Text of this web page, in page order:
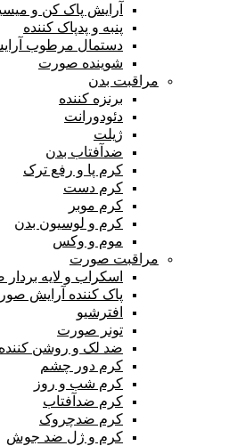
آرایش پاک کن و
پنبه و پدپاک کننده
دستمال مرطوب
شوینده صورت
مراقبت بدن
برنزه کننده
دئودورانت
ژیلت
ضدآفتاب بدن
کرم پا و رفع ترک
کرم دست
کرم موبر
کرم و لوسیون بدن
موم و وکس
مراقبت صورت
اسکراب و لایه
پاک کننده آرایش
افترشیو
تونر صورت
ضد لک و روشن
کرم دور چشم
کرم شب و روز
کرم ضدآفتاب
کرم ضدچروک
کرم و ژل ضد جوش